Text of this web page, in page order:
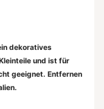
dekoratives
und ist für
geeignet. Entfernen